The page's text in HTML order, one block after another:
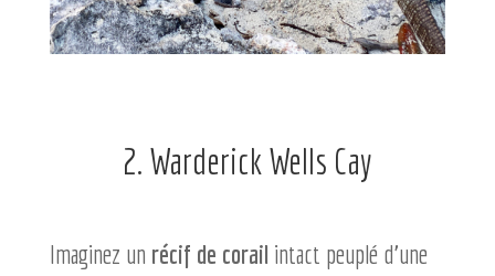
2. Warderick Wells Cay
Imaginez un récif de corail intact peuplé d’une